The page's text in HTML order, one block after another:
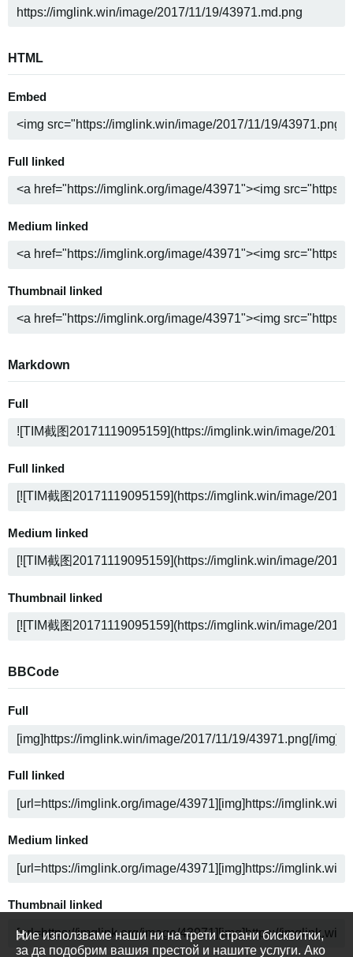
HTML
Embed
Full linked
Medium linked
Thumbnail linked
Markdown
Full
Full linked
Medium linked
Thumbnail linked
BBCode
Full
Full linked
Medium linked
Thumbnail linked
Ние използваме наши ни на трети страни бисквитки,
за да подобрим вашия престой и нашите услуги. Ако